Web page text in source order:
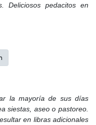
Deliciosos pedacitos en
la mayoría de sus días
siestas, aseo o pastoreo.
en libras adicionales